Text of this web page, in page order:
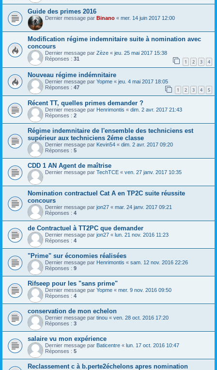
Guide des primes 2016
Dernier message par Binano « mer. 14 juin 2017 12:00
Modification régime indemnitaire suite à nomination avec
concours
Dernier message par Zèze « jeu. 25 mai 2017 15:38
Réponses : 31 1 2 3 4
Nouveau régime indémnitaire
Dernier message par Yopme « jeu. 4 mai 2017 18:05
Réponses : 47 1 2 3 4 5
Récent TT, quelles primes demander ?
Dernier message par Henrimontis « dim. 2 avr. 2017 21:43
Réponses : 2
Régime indemnitaire de l'ensemble des techniciens est
supérieur aux techniciens 2éme classe
Dernier message par Kevin54 « dim. 2 avr. 2017 09:20
Réponses : 5
CDD 1 AN Agent de maîtrise
Dernier message par TechTCE « ven. 27 janv. 2017 10:35
Nomination contractuel Cat A en TP2C suite réussite
concours
Dernier message par jon27 « mar. 24 janv. 2017 09:21
Réponses : 4
de Contractuel à TT2PC que demander
Dernier message par jon27 « lun. 21 nov. 2016 11:23
Réponses : 4
"Prime" sur économies réalisées
Dernier message par Henrimontis « sam. 12 nov. 2016 22:26
Réponses : 9
Rifseep pour les "sans prime"
Dernier message par Yopme « mer. 9 nov. 2016 09:50
Réponses : 4
conservation de mon echelon
Dernier message par tinou « ven. 28 oct. 2016 17:20
Réponses : 3
salaire vu mon expérience
Dernier message par Baticentre « lun. 17 oct. 2016 10:47
Réponses : 5
Reclassement c à b.perte2échelons apres nomination